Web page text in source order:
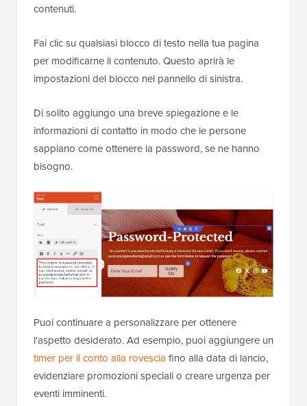
contenuti.
Fai clic su qualsiasi blocco di testo nella tua pagina
per modificarne il contenuto. Questo aprirà le
impostazioni del blocco nel pannello di sinistra.
Di solito aggiungo una breve spiegazione e le
informazioni di contatto in modo che le persone
sappiano come ottenere la password, se ne hanno
bisogno.
Puoi continuare a personalizzare per ottenere
l'aspetto desiderato. Ad esempio, puoi aggiungere un
timer per il conto alla rovescia fino alla data di lancio,
evidenziare promozioni speciali o creare urgenza per
eventi imminenti.